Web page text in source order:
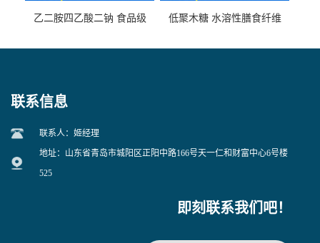
乙二胺四乙酸二钠 食品级
低聚木糖 水溶性膳食纤维
联系信息
联系人：姬经理
地址：山东省青岛市城阳区正阳中路166号天一仁和财富中心6号楼
525
即刻联系我们吧！